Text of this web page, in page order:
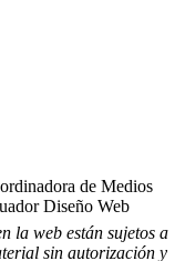
la web están sujetos a
sin autorización y
de Medios
Diseño Web